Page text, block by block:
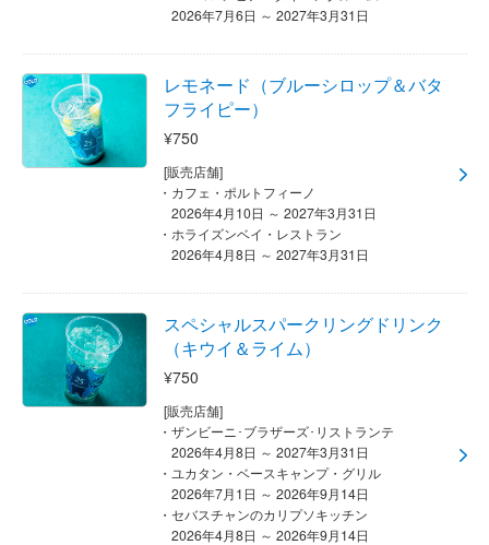
2026年7月6日 ～ 2027年3月31日
レモネード（ブルーシロップ＆バタ
フライピー）
¥750
[販売店舗]
カフェ・ポルトフィーノ
2026年4月10日 ～ 2027年3月31日
ホライズンベイ・レストラン
2026年4月8日 ～ 2027年3月31日
スペシャルスパークリングドリンク
（キウイ＆ライム）
¥750
[販売店舗]
ザンビーニ･ブラザーズ･リストランテ
2026年4月8日 ～ 2027年3月31日
ユカタン・ベースキャンプ・グリル
2026年7月1日 ～ 2026年9月14日
セバスチャンのカリプソキッチン
2026年4月8日 ～ 2026年9月14日